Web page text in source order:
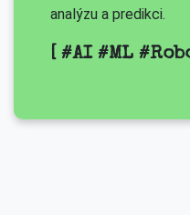
analýzu a predikci.
[ #AI #ML